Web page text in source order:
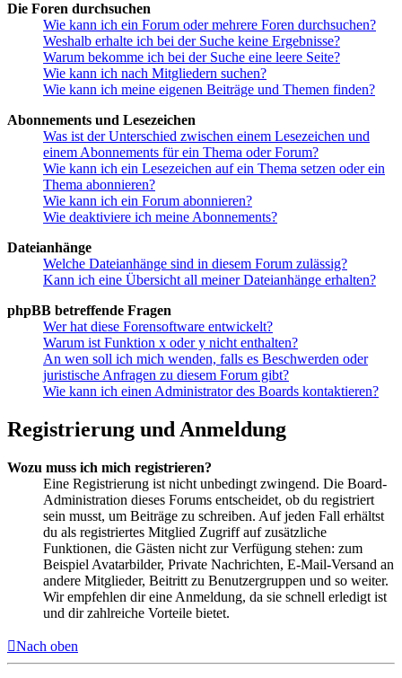
Die Foren durchsuchen
Wie kann ich ein Forum oder mehrere Foren durchsuchen?
Weshalb erhalte ich bei der Suche keine Ergebnisse?
Warum bekomme ich bei der Suche eine leere Seite?
Wie kann ich nach Mitgliedern suchen?
Wie kann ich meine eigenen Beiträge und Themen finden?
Abonnements und Lesezeichen
Was ist der Unterschied zwischen einem Lesezeichen und
einem Abonnements für ein Thema oder Forum?
Wie kann ich ein Lesezeichen auf ein Thema setzen oder ein
Thema abonnieren?
Wie kann ich ein Forum abonnieren?
Wie deaktiviere ich meine Abonnements?
Dateianhänge
Welche Dateianhänge sind in diesem Forum zulässig?
Kann ich eine Übersicht all meiner Dateianhänge erhalten?
phpBB betreffende Fragen
Wer hat diese Forensoftware entwickelt?
Warum ist Funktion x oder y nicht enthalten?
An wen soll ich mich wenden, falls es Beschwerden oder
juristische Anfragen zu diesem Forum gibt?
Wie kann ich einen Administrator des Boards kontaktieren?
Registrierung und Anmeldung
Wozu muss ich mich registrieren?
Eine Registrierung ist nicht unbedingt zwingend. Die Board-
Administration dieses Forums entscheidet, ob du registriert
sein musst, um Beiträge zu schreiben. Auf jeden Fall erhältst
du als registriertes Mitglied Zugriff auf zusätzliche
Funktionen, die Gästen nicht zur Verfügung stehen: zum
Beispiel Avatarbilder, Private Nachrichten, E-Mail-Versand an
andere Mitglieder, Beitritt zu Benutzergruppen und so weiter.
Wir empfehlen dir eine Anmeldung, da sie schnell erledigt ist
und dir zahlreiche Vorteile bietet.
Nach oben